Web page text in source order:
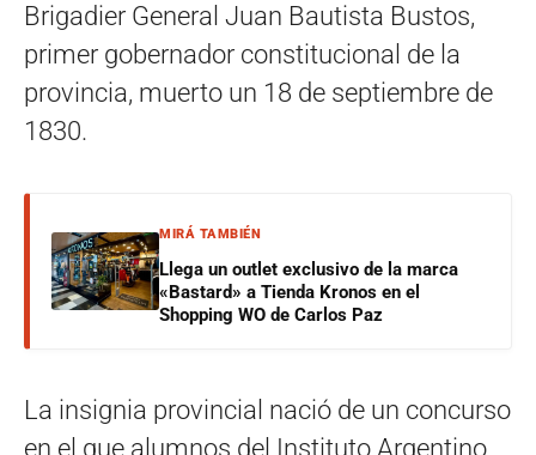
Brigadier General Juan Bautista Bustos,
primer gobernador constitucional de la
provincia, muerto un 18 de septiembre de
1830.
MIRÁ TAMBIÉN
Llega un outlet exclusivo de la marca
«Bastard» a Tienda Kronos en el
Shopping WO de Carlos Paz
La insignia provincial nació de un concurso
en el que alumnos del Instituto Argentino